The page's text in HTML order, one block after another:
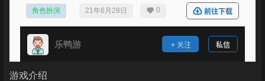
角色扮演 21年6月28日 0 前往下载
乐鸭游 关注 私信
游戏介绍